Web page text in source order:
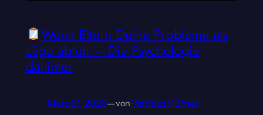
Wenn Eltern Deine Probleme als
Lüge abtun – Die Psychologie
dahinter
März 21, 2026—vonMathias Küfner